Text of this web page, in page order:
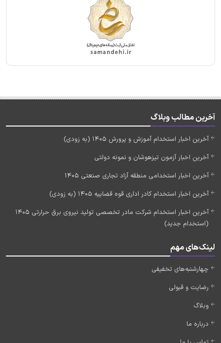
آخرین مطالب وبلاگ
آخرین اخبار استخدام آموزش و پرورش 1405 (به زودی)
آخرین اخبار آزمون تیزهوشان و نمونه دولتی
آخرین اخبار استخدامی منطقه آزاد تجاری صنعتی 1405
آخرین اخبار استخدام کادر اداری قوه قضاییه 1405 (به زودی)
آخرین اخبار استخدام شرکت مادر تخصصی تولید نیروی برق حرارتی 1405
(استخدام جدید)
لینک‌های مهم
چهارشنبه‌های تخفیفی
رضایت و قبولی
وبلاگ
درباره ما